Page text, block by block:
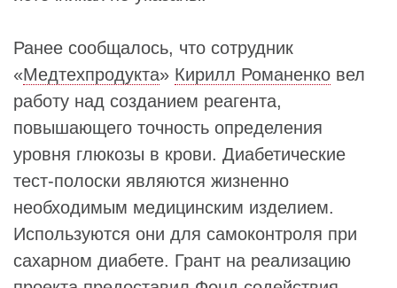
Ранее сообщалось, что сотрудник
«Медтехпродукта» Кирилл Романенко вел
работу над созданием реагента,
повышающего точность определения
уровня глюкозы в крови. Диабетические
тест-полоски являются жизненно
необходимым медицинским изделием.
Используются они для самоконтроля при
сахарном диабете. Грант на реализацию